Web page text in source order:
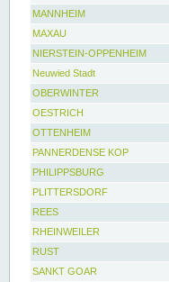
MANNHEIM
MAXAU
NIERSTEIN-OPPENHEIM
Neuwied Stadt
OBERWINTER
OESTRICH
OTTENHEIM
PANNERDENSE KOP
PHILIPPSBURG
PLITTERSDORF
REES
RHEINWEILER
RUST
SANKT GOAR